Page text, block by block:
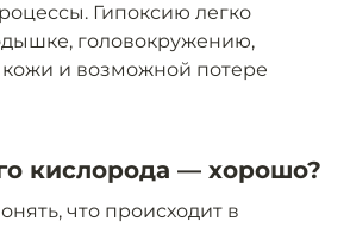
Гипоксию легко
головокружению,
кожи и возможной потере
кислорода — хорошо?
что происходит в